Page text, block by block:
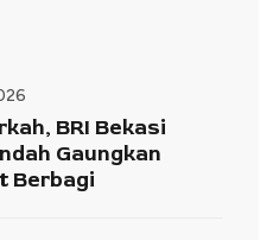
BRI Bekasi
Gaungkan
Berbagi